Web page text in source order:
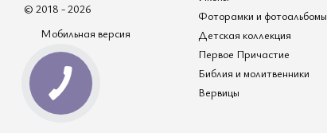
© 2018 - 2026
Мобильная версия
Фоторамки и фотоальбомы
Детская коллекция
Первое Причастие
Библия и молитвенники
Вервицы